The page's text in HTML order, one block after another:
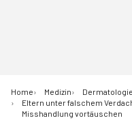
Home Medizin
Dermatologie
Eltern unter falschem
Misshandlung vortäuschen